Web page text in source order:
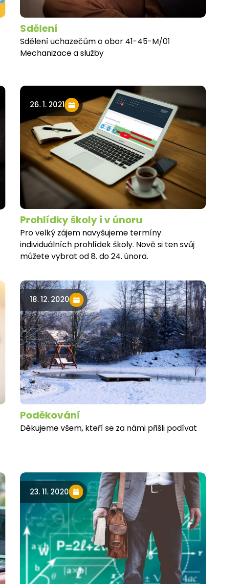
Sdělení
Sdělení uchazečům o obor 41-45-M/01
Mechanizace a služby
26. 1. 2021
Prohlídky školy i v únoru
Pro velký zájem navyšujeme termíny
individuálních prohlídek školy. Nově si ten svůj
můžete vybrat od 8. do 24. února.
18. 12. 2020
Poděkování
Děkujeme všem, kteří se za námi přišli podívat
23. 11. 2020